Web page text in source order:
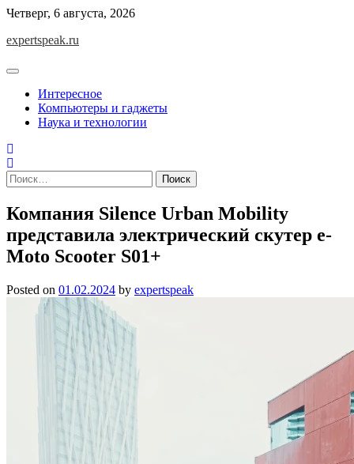
Skip
content
Четверг, 6 августа, 2026
expertspeak.ru
Интересное
Компьютеры и гаджеты
Наука и технологии
Найти:
Компания Silence Urban Mobility
представила электрический скутер e-
Moto Scooter S01+
Posted on 01.02.2024 by expertspeak